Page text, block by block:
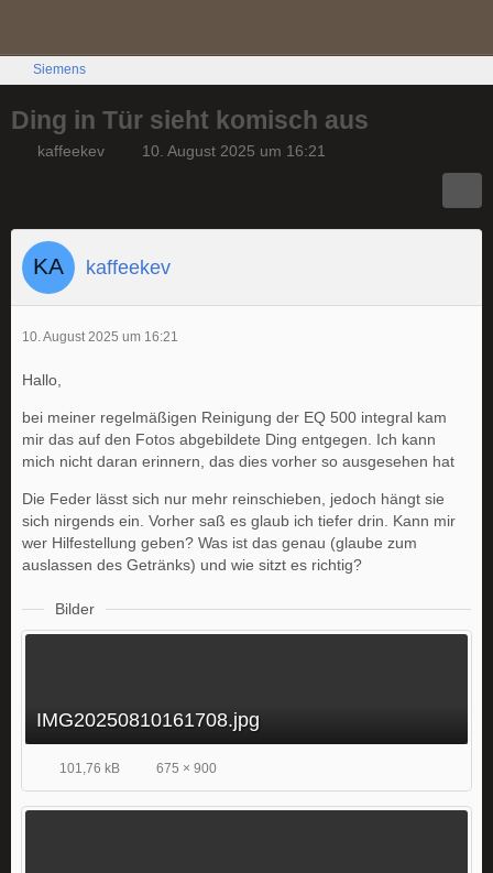
Siemens
Ding in Tür sieht komisch aus
kaffeekev 10. August 2025 um 16:21
kaffeekev
10. August 2025 um 16:21
Hallo,
bei meiner regelmäßigen Reinigung der EQ 500 integral kam
mir das auf den Fotos abgebildete Ding entgegen. Ich kann
mich nicht daran erinnern, das dies vorher so ausgesehen hat
Die Feder lässt sich nur mehr reinschieben, jedoch hängt sie
sich nirgends ein. Vorher saß es glaub ich tiefer drin. Kann mir
wer Hilfestellung geben? Was ist das genau (glaube zum
auslassen des Getränks) und wie sitzt es richtig?
Bilder
IMG20250810161708.jpg
101,76 kB 675 × 900